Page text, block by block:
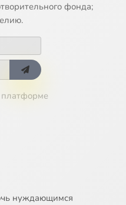
фонда;
платформе
нуждающимся